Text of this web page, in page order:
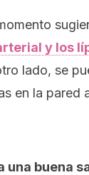
y los
lado, se
en la pared
una buena